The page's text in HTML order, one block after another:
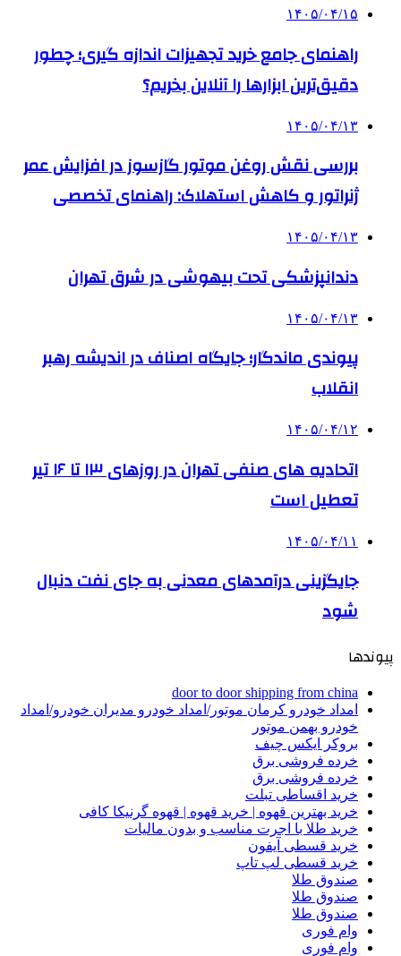
۱۴۰۵/۰۴/۱۵
راهنمای جامع خرید تجهیزات اندازه گیری؛ چطور
دقیق‌ترین ابزارها را آنلاین بخریم؟
۱۴۰۵/۰۴/۱۳
بررسی نقش روغن موتور گازسوز در افزایش عمر
ژنراتور و کاهش استهلاک: راهنمای تخصصی
۱۴۰۵/۰۴/۱۳
دندانپزشکی تحت بیهوشی در شرق تهران
۱۴۰۵/۰۴/۱۳
پیوندی ماندگار؛ جایگاه اصناف در اندیشه رهبر
انقلاب
۱۴۰۵/۰۴/۱۲
اتحادیه های صنفی تهران در روزهای ۱۳ تا ۱۶ تیر
تعطیل است
۱۴۰۵/۰۴/۱۱
جایگزینی درآمدهای معدنی به جای نفت دنبال
شود
پیوندها
door to door shipping from china
امداد خودرو کرمان موتور/امداد خودرو مدیران خودرو/امداد
خودرو بهمن موتور
بروکر ایکس چیف
خرده فروشی برق
خرده فروشی برق
خرید اقساطی تبلت
خرید بهترین قهوه | خرید قهوه | قهوه گرنیکا کافی
خرید طلا با اجرت مناسب و بدون مالیات
خرید قسطی آیفون
خرید قسطی لپ تاپ
صندوق طلا
صندوق طلا
صندوق طلا
وام فوری
وام فوری